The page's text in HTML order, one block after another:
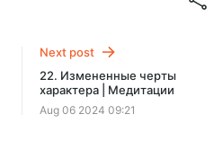
Next post
22. Измененные черты
характера | Медитации
Aug 06 2024 09:21